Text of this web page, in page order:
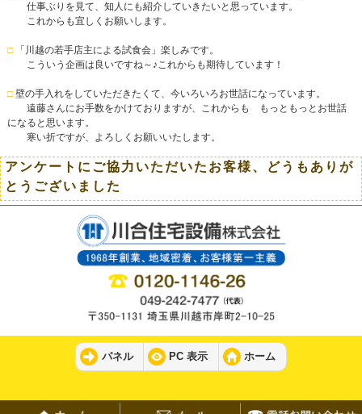
仕事ぶりを見て、知人にも紹介していきたいと思っています。
これからも宜しくお願いします。
□「川越の若手店主による試食会」楽しみです。
こういう企画は良いですね～♪これからも期待しています！
□壁の手入れをしていただきたくて、今いろいろお世話になっています。
遠藤さんにお手数をかけておりますが、これからも もっともっとお世話
になると思います。
寒い折ですが、よろしくお願いいたします。
アンケートにご協力いただいたお客様、どうもありが
とうございました
パネル PC 表示 ホーム